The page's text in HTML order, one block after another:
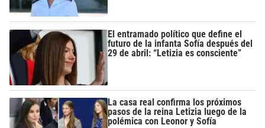
El entramado político que define el
futuro de la infanta Sofía después del
29 de abril: “Letizia es consciente”
La casa real confirma los próximos
pasos de la reina Letizia luego de la
polémica con Leonor y Sofía